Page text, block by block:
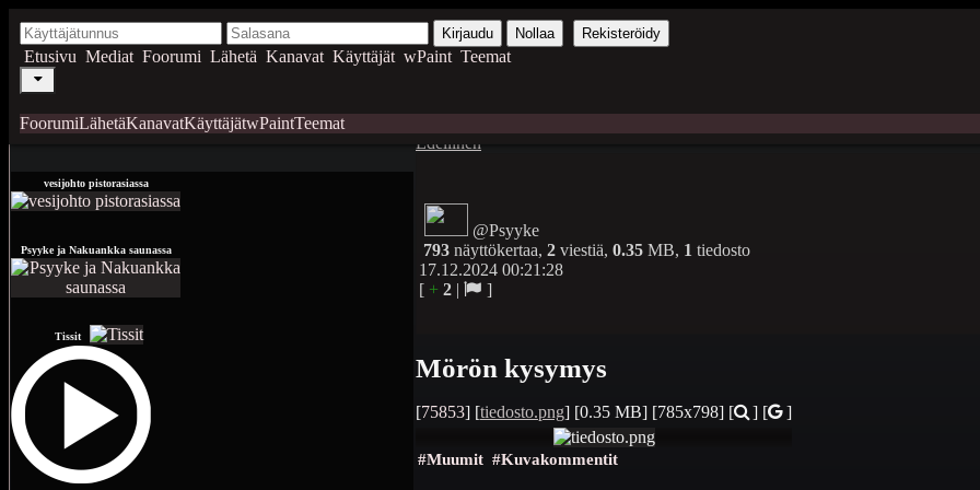
Kirjaudu Nollaa Rekisteröidy
Etusivu Mediat Foorumi Lähetä Kanavat Käyttäjät wPaint Teemat
FoorumiLähetäKanavatKäyttäjätwPaintTeemat
vesijohto pistorasiassa
Psyyke ja Nakuankka saunassa
Tissit
Edellinen
@Psyyke
793 näyttökertaa, 2 viestiä, 0.35 MB, 1 tiedosto
17.12.2024 00:21:28
[ + 2 | ]
Mörön kysymys
[75853] [tiedosto.png] [0.35 MB] [785x798] [ ] [ ]
#Muumit #Kuvakommentit